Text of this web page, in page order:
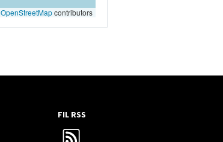
OpenStreetMapcontributors
FIL RSS